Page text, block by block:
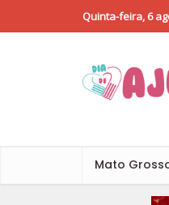
Quinta-feira, 6
Mato